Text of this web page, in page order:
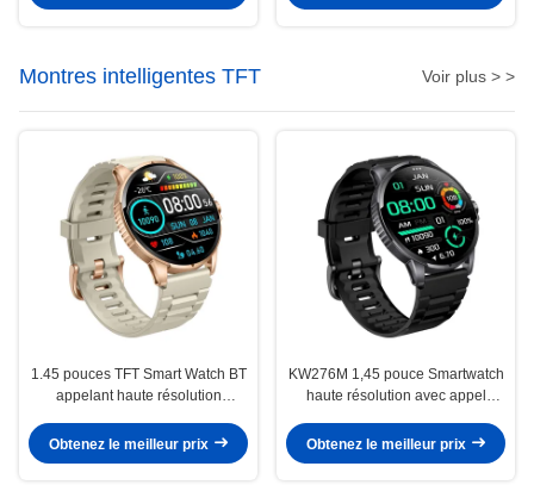
Montres intelligentes TFT Voir plus > >
1.45 pouces TFT Smart Watch BT
appelant haute résolution
santé
Obtenez le meilleur prix
KW276M 1,45 pouce Smartwatch
haute résolution avec appel
Obtenez le meilleur prix